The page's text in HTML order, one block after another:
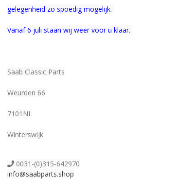
gelegenheid zo spoedig mogelijk.
Vanaf 6 juli staan wij weer voor u klaar.
Saab Classic Parts
Weurden 66
7101NL
Winterswijk
0031-(0)315-642970
info@saabparts.shop